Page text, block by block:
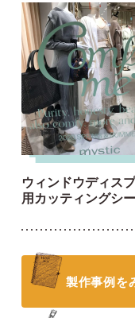
ウィンドウディス
用カッティングシ
製作事例を